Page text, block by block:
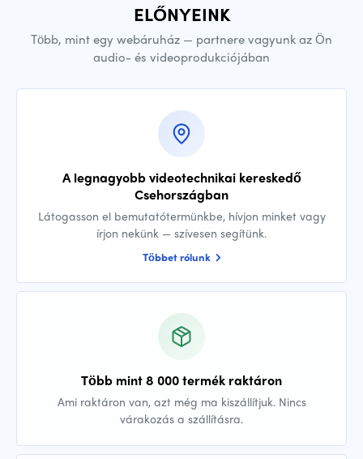
ELŐNYEINK
Több, mint egy webáruház — partnere vagyunk az Ön
audio- és videoprodukciójában
A legnagyobb videotechnikai kereskedő
Csehországban
Látogasson el bemutatótermünkbe, hívjon minket vagy
írjon nekünk — szívesen segítünk.
Többet rólunk
Több mint 8 000 termék raktáron
Ami raktáron van, azt még ma kiszállítjuk. Nincs
várakozás a szállításra.